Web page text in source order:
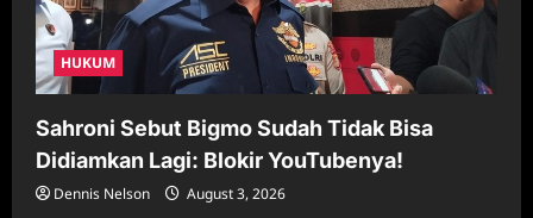
HUKUM
Sahroni Sebut Bigmo Sudah Tidak Bisa
Didiamkan Lagi: Blokir YouTubenya!
Dennis Nelson August 3, 2026